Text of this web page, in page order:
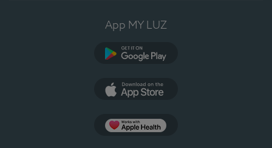
App MY LUZ